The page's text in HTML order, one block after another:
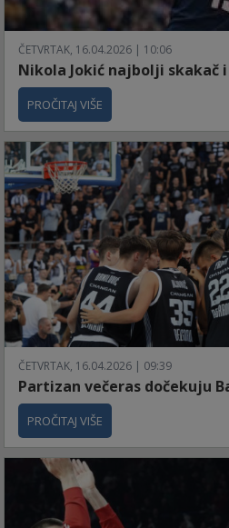
ČETVRTAK, 16.04.2026 | 10:06
Nikola Jokić najbolji skakač
PROČITAJ VIŠE
ČETVRTAK, 16.04.2026 | 09:39
Partizan večeras dočekuju
PROČITAJ VIŠE